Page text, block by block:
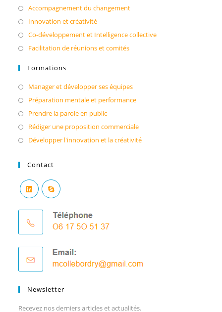
Accompagnement du changement
Innovation et créativité
Co-développement et Intelligence collective
Facilitation de réunions et comités
Formations
Manager et développer ses équipes
Préparation mentale et performance
Prendre la parole en public
Rédiger une proposition commerciale
Développer l'innovation et la créativité
Contact
Newsletter
Recevez nos derniers articles et actualités.